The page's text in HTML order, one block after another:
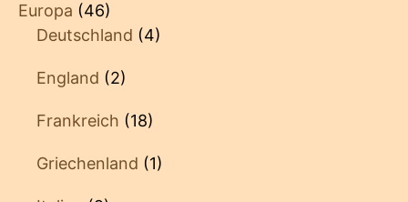
Europa (46)
Deutschland (4)
England (2)
Frankreich (18)
Griechenland (1)